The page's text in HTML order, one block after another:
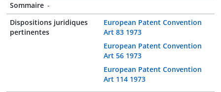
Sommaire -
Dispositions juridiques
pertinentes
European Patent Convention
Art 83 1973
European Patent Convention
Art 56 1973
European Patent Convention
Art 114 1973